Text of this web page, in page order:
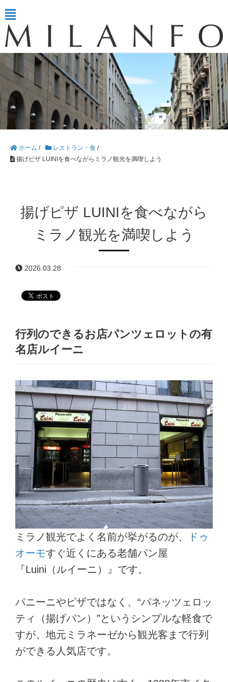
ホーム / レストラン・食 /
揚げピザ LUINIを食べながらミラノ観光を満喫しよう
揚げピザ LUINIを食べながら
ミラノ観光を満喫しよう
2026.03.28
行列のできるお店パンツェロットの有
名店ルイーニ
ミラノ観光でよく名前が挙がるのが、
ドゥ
オーモすぐ近くにある老舗パン屋
『Luini（ルイーニ）』です。
パニーニやピザではなく、“パネッツェロッ
ティ（揚げパン）”というシンプルな軽食で
すが、地元ミラネーゼから観光客まで行列
ができる人気店です。